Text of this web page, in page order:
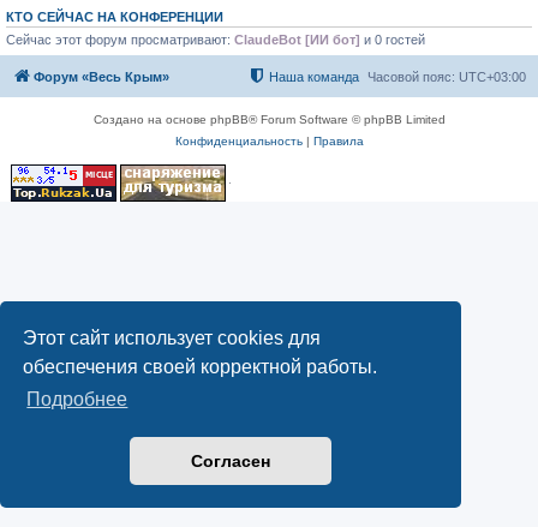
Этот сайт использует cookies для
обеспечения своей корректной работы.
Подробнее
Согласен
КТО СЕЙЧАС НА КОНФЕРЕНЦИИ
Сейчас этот форум просматривают: ClaudeBot [ИИ бот] и 0 гостей
Форум «Весь Крым» Часовой пояс: UTC+03:00
Наша команда
Создано на основе phpBB® Forum Software © phpBB Limited
Конфиденциальность| Правила